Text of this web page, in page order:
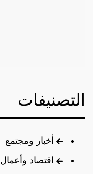
التصنيفات
أخبار ومجتمع
اقتصاد وأعمال